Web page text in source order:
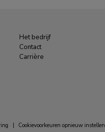
Het bedrijf
Contact
Carrière
| Cookievoorkeuren opnieuw instellen